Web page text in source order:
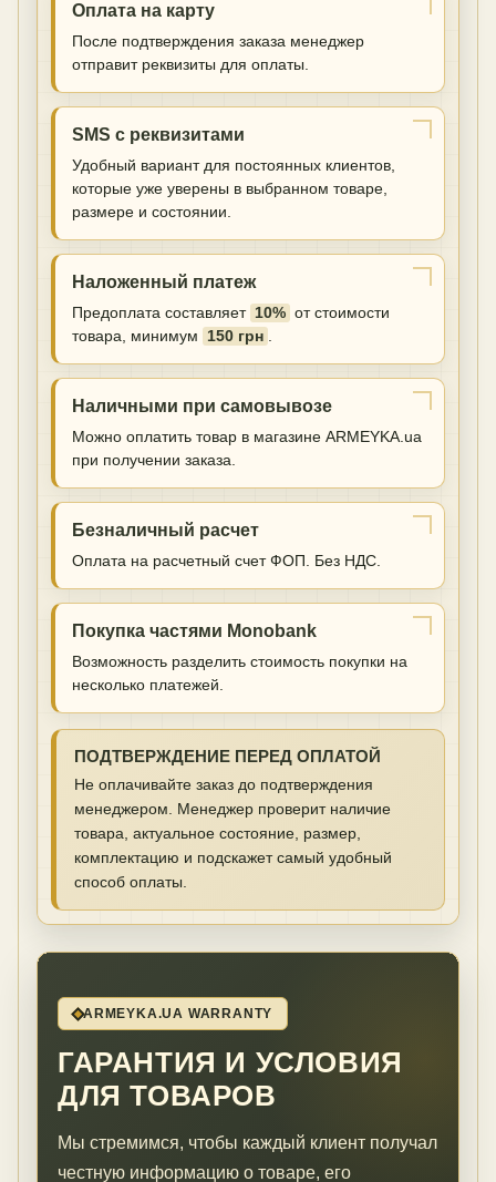
Оплата на карту
После подтверждения заказа менеджер
отправит реквизиты для оплаты.
SMS с реквизитами
Удобный вариант для постоянных клиентов,
которые уже уверены в выбранном товаре,
размере и состоянии.
Наложенный платеж
Предоплата составляет 10% от стоимости
товара, минимум 150 грн .
Наличными при самовывозе
Можно оплатить товар в магазине ARMEYKA.ua
при получении заказа.
Безналичный расчет
Оплата на расчетный счет ФОП. Без НДС.
Покупка частями Monobank
Возможность разделить стоимость покупки на
несколько платежей.
ПОДТВЕРЖДЕНИЕ ПЕРЕД ОПЛАТОЙ
Не оплачивайте заказ до подтверждения
менеджером. Менеджер проверит наличие
товара, актуальное состояние, размер,
комплектацию и подскажет самый удобный
способ оплаты.
ARMEYKA.UA WARRANTY
ГАРАНТИЯ И УСЛОВИЯ
ДЛЯ ТОВАРОВ
Мы стремимся, чтобы каждый клиент получал
честную информацию о товаре, его